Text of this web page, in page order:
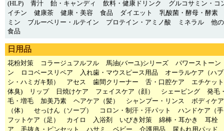
(HLP)
青汁 飴・キャンディ 飲料・健康ドリンク
グルコサミン・コ
イチン
健康茶 健康・美容 食品 ダイエット
乳酸菌・酵母・酵素
ミン
ブルーベリー・ルテイン プロテイン・アミノ酸 ミネラル
他
食品
日用品
花粉対策 コラージュフルフル 馬油(バーユ)シリーズ
パワーストーン
ン
ロコベースリペア 入れ歯・マウスピース用品
オーラルケア（ハ
シ・ハミガキ類）
アセス 歯間クリーナー 舌・口腔ケア
エチケッ
体臭)
リップ 日焼けケア フェイスケア（顔） シェービング
発毛
毛・増毛
加美乃素 ヘアケア（髪） シャンプー・リンス
ボディケア
（体）
せっけん（ソープ） コロン・制汗・汗パット
ハンドケア（
フットケア（足）
カイロ 入浴剤 いびき対策 綿棒・耳かき
耳栓
ア
毛抜き・ピンセット ハサミ ベビー 介護用品
尿もれ用パッド